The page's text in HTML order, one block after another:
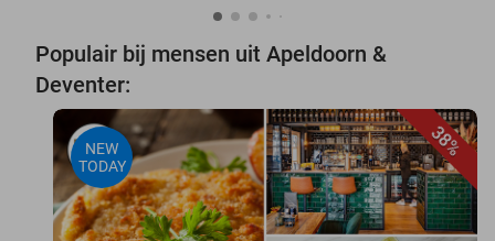
Populair bij mensen uit Apeldoorn &
Deventer:
38%
NEW
TODAY